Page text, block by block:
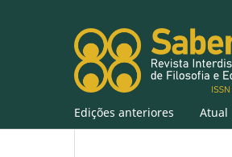
Edições anteriores Atual